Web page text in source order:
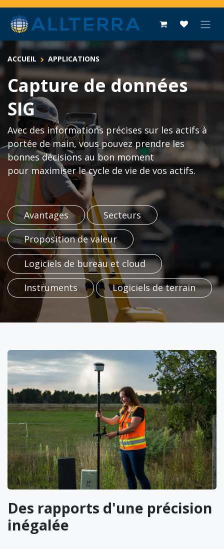
Se rendre au contenu
ACCUEIL APPLICATIONS
Capture de données
SIG
Avec des informations précises sur les actifs à
portée de main, vous pouvez prendre les
bonnes décisions au bon moment
pour maximiser le cycle de vie de vos actifs.
Avantages​ Secteurs​
Proposition​​​​ de valeur
Logiciels de bureau et cloud
Instruments​ Logiciels de terrain​ ​​​​
Des rapports d'une précision
inégalée